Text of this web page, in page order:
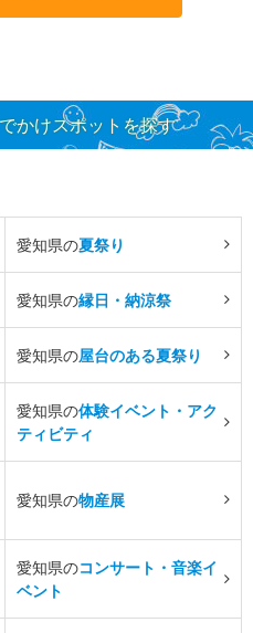
かけスポットを探す
愛知県の夏祭り
愛知県の縁日・納涼祭
愛知県の屋台のある夏祭り
愛知県の体験イベント・アク
ティビティ
愛知県の物産展
愛知県のコンサート・音楽イ
ベント